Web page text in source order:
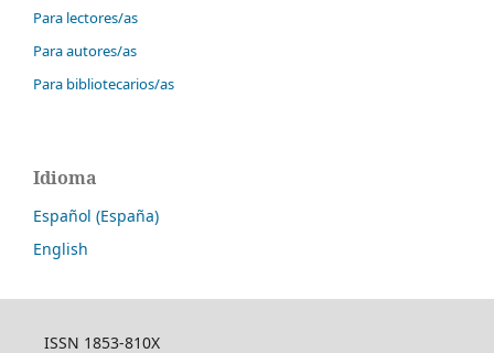
Para lectores/as
Para autores/as
Para bibliotecarios/as
Idioma
Español (España)
English
ISSN 1853-810X